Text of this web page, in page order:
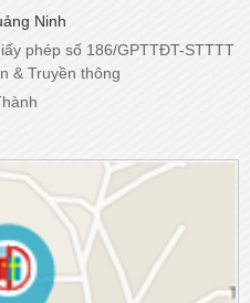
Ninh
phép số 186/GPTTĐT-STTTT
& Truyền thông